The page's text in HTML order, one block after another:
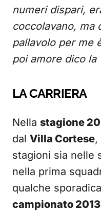
numeri dispari,
coccolavano, ma
pallavolo per me
poi amore dico la
LA CARRIERA
Nella stagione
dal Villa Cortese,
stagioni sia nelle
nella prima
qualche
campionato